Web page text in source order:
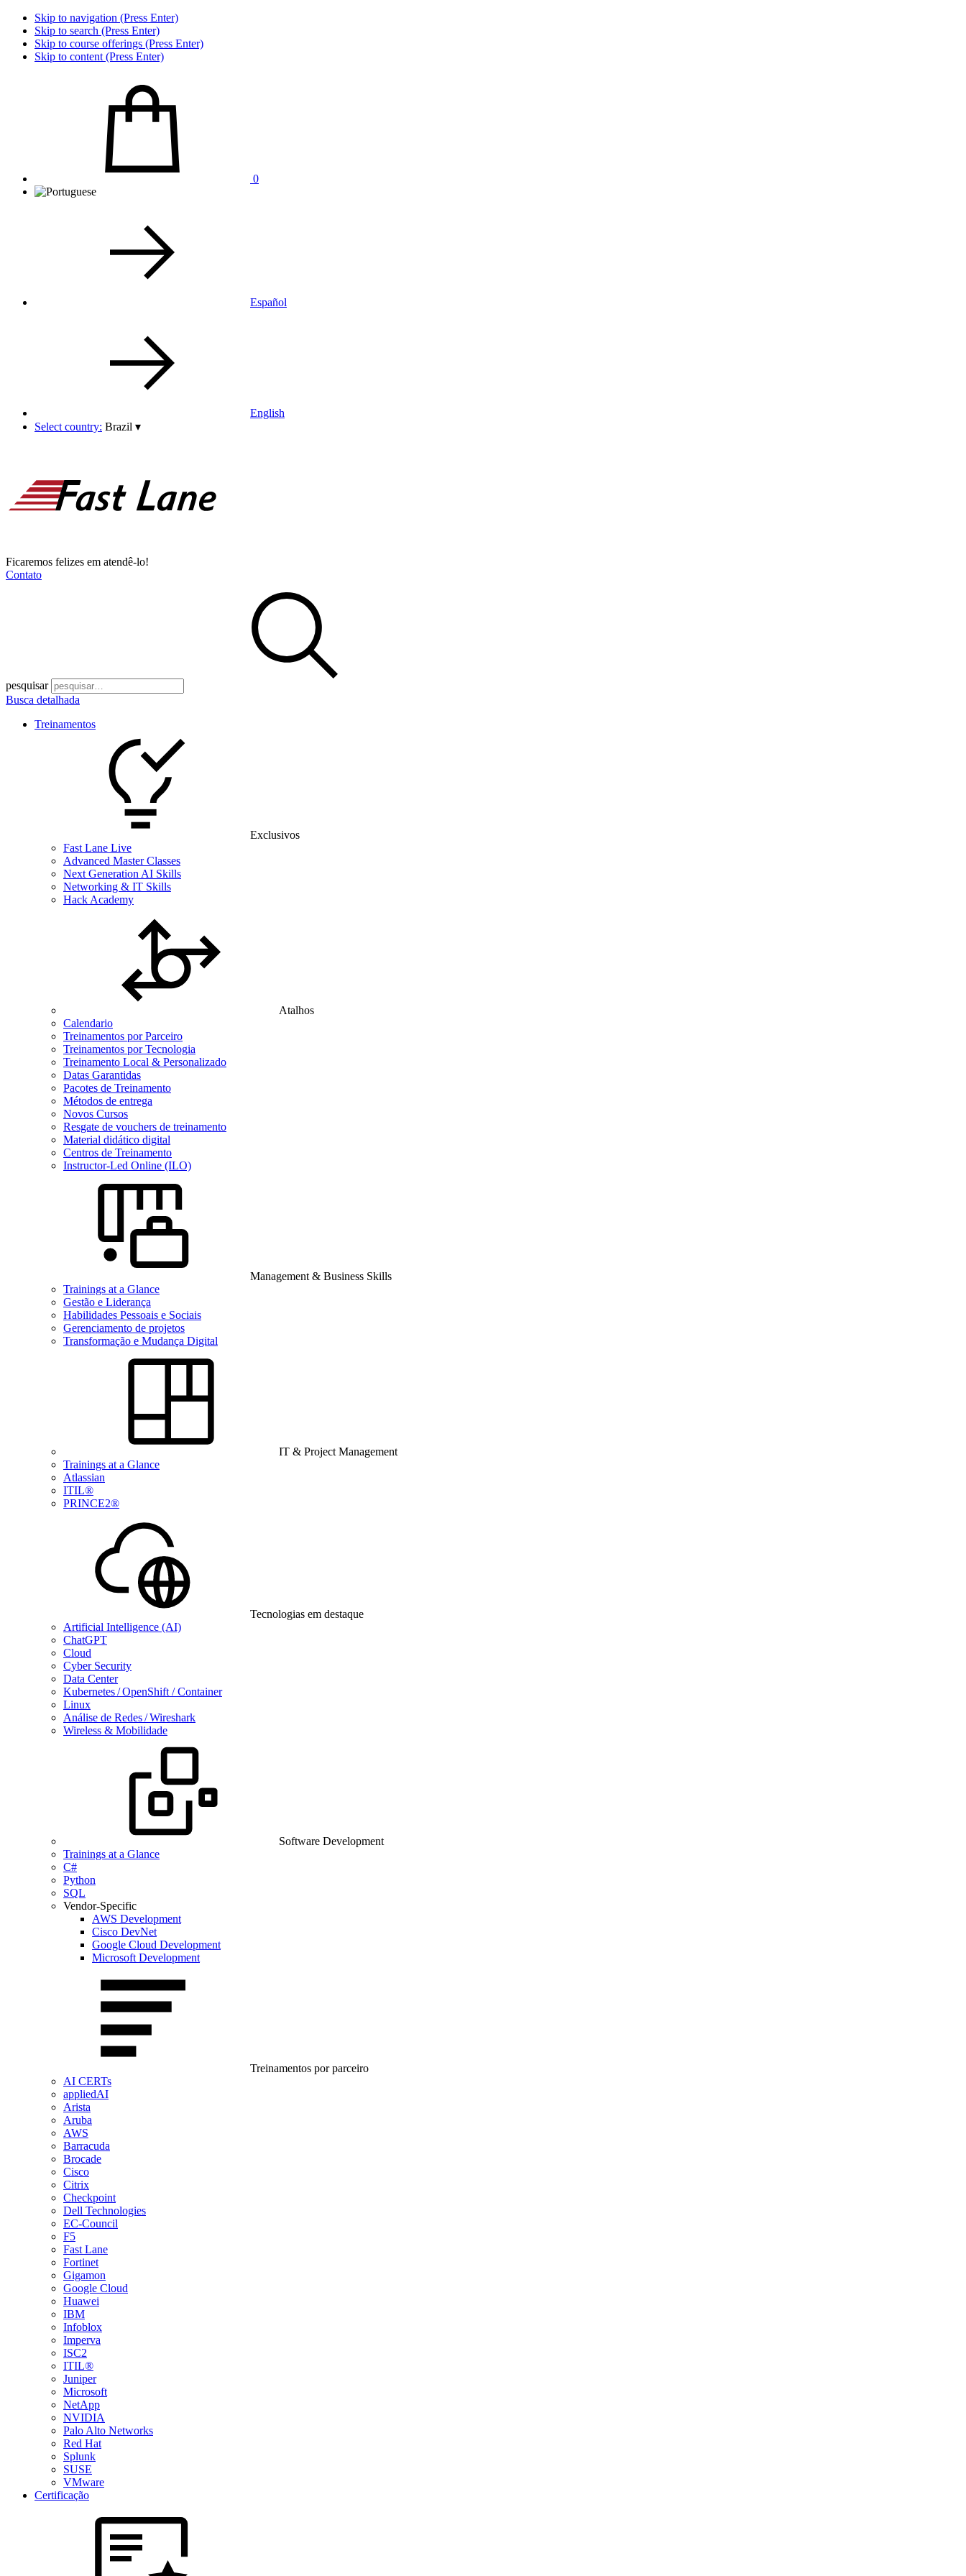
Skip to navigation (Press Enter)
Skip to search (Press Enter)
Skip to course offerings (Press Enter)
Skip to content (Press Enter)
0
Español
English
Select country: Brazil ▾
Ficaremos felizes em atendê-lo!
Contato
pesquisar
Busca detalhada
Treinamentos
Exclusivos
Fast Lane Live
Advanced Master Classes
Next Generation AI Skills
Networking & IT Skills
Hack Academy
Atalhos
Calendario
Treinamentos por Parceiro
Treinamentos por Tecnologia
Treinamento Local & Personalizado
Datas Garantidas
Pacotes de Treinamento
Métodos de entrega
Novos Cursos
Resgate de vouchers de treinamento
Material didático digital
Centros de Treinamento
Instructor-Led Online (ILO)
Management & Business Skills
Trainings at a Glance
Gestão e Liderança
Habilidades Pessoais e Sociais
Gerenciamento de projetos
Transformação e Mudança Digital
IT & Project Management
Trainings at a Glance
Atlassian
ITIL®
PRINCE2®
Tecnologias em destaque
Artificial Intelligence (AI)
ChatGPT
Cloud
Cyber Security
Data Center
Kubernetes / OpenShift / Container
Linux
Análise de Redes / Wireshark
Wireless & Mobilidade
Software Development
Trainings at a Glance
C#
Python
SQL
Vendor-Specific
AWS Development
Cisco DevNet
Google Cloud Development
Microsoft Development
Treinamentos por parceiro
AI CERTs
appliedAI
Arista
Aruba
AWS
Barracuda
Brocade
Cisco
Citrix
Checkpoint
Dell Technologies
EC-Council
F5
Fast Lane
Fortinet
Gigamon
Google Cloud
Huawei
IBM
Infoblox
Imperva
ISC2
ITIL®
Juniper
Microsoft
NetApp
NVIDIA
Palo Alto Networks
Red Hat
Splunk
SUSE
VMware
Certificação